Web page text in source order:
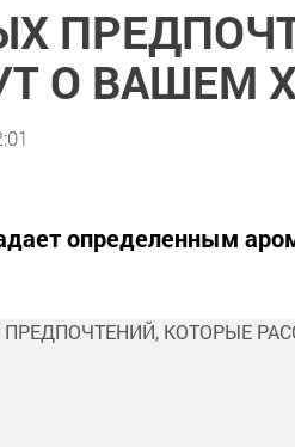
О ВАШЕМ
определенным